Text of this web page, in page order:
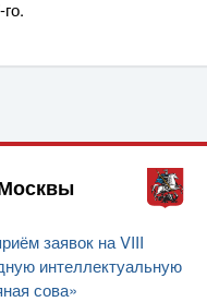
.
заявок на VIII
интеллектуальную
сова»